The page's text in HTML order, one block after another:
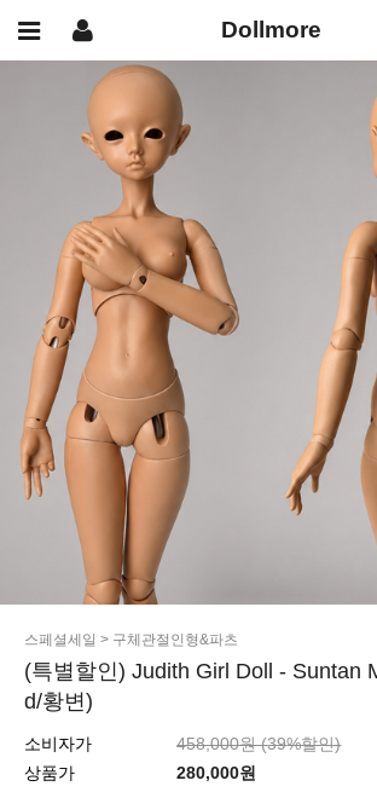
Dollmore
스페셜세일 > 구체관절인형&파츠
(특별할인) Judith Girl Doll - Suntan
d/황변)
소비자가 458,000원 (39%할인)
상품가
280,000원